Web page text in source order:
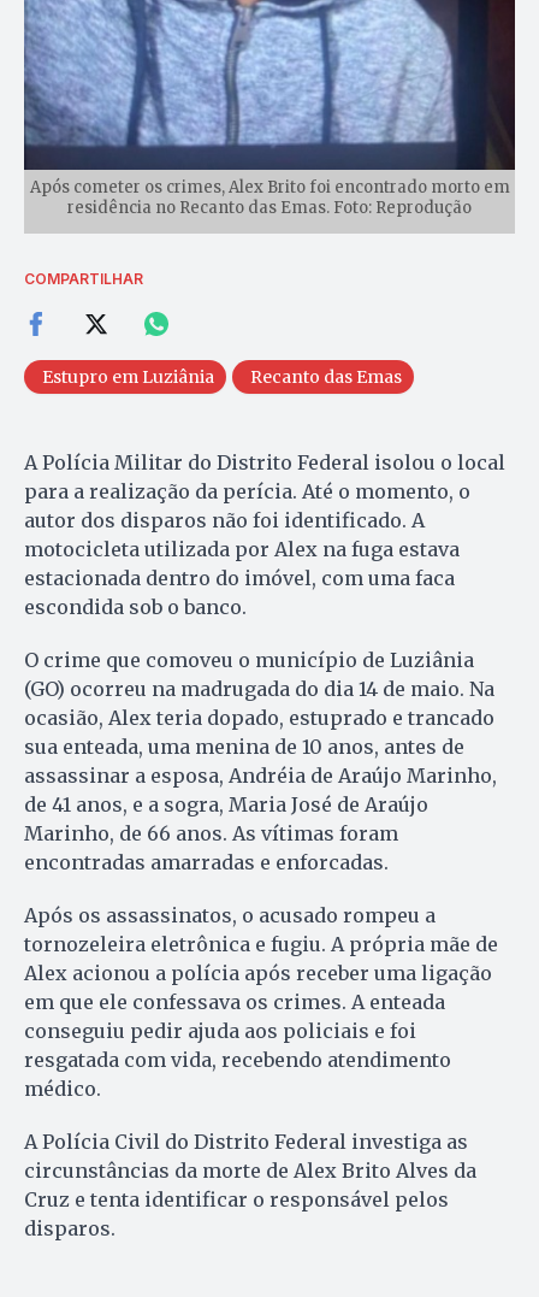
Após cometer os crimes, Alex Brito foi encontrado morto em
residência no Recanto das Emas. Foto: Reprodução
COMPARTILHAR
Estupro em Luziânia Recanto das Emas
A Polícia Militar do Distrito Federal isolou o local
para a realização da perícia. Até o momento, o
autor dos disparos não foi identificado. A
motocicleta utilizada por Alex na fuga estava
estacionada dentro do imóvel, com uma faca
escondida sob o banco.
O crime que comoveu o município de Luziânia
(GO) ocorreu na madrugada do dia 14 de maio. Na
ocasião, Alex teria dopado, estuprado e trancado
sua enteada, uma menina de 10 anos, antes de
assassinar a esposa, Andréia de Araújo Marinho,
de 41 anos, e a sogra, Maria José de Araújo
Marinho, de 66 anos. As vítimas foram
encontradas amarradas e enforcadas.
Após os assassinatos, o acusado rompeu a
tornozeleira eletrônica e fugiu. A própria mãe de
Alex acionou a polícia após receber uma ligação
em que ele confessava os crimes. A enteada
conseguiu pedir ajuda aos policiais e foi
resgatada com vida, recebendo atendimento
médico.
A Polícia Civil do Distrito Federal investiga as
circunstâncias da morte de Alex Brito Alves da
Cruz e tenta identificar o responsável pelos
disparos.